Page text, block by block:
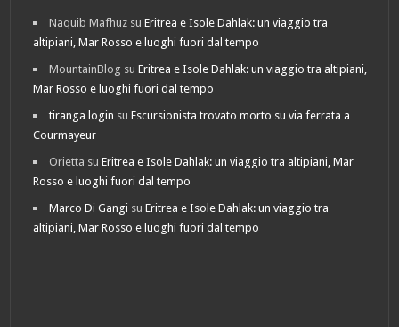
Naquib Mafhuz suEritrea e Isole Dahlak: un viaggio tra
altipiani, Mar Rosso e luoghi fuori dal tempo
MountainBlog suEritrea e Isole Dahlak: un viaggio tra altipiani,
Mar Rosso e luoghi fuori dal tempo
tiranga login suEscursionista trovato morto su via ferrata a
Courmayeur
Orietta suEritrea e Isole Dahlak: un viaggio tra altipiani, Mar
Rosso e luoghi fuori dal tempo
Marco Di Gangi suEritrea e Isole Dahlak: un viaggio tra
altipiani, Mar Rosso e luoghi fuori dal tempo